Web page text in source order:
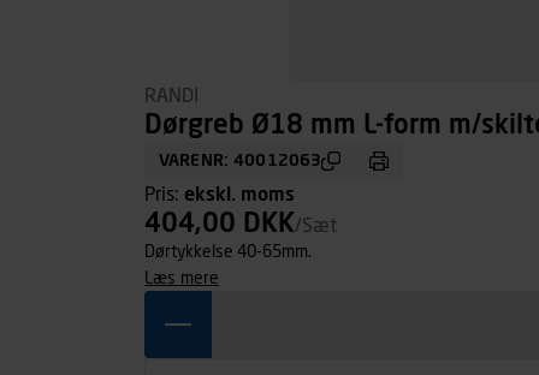
RANDI
Dørgreb Ø18 mm L-form m/
VARENR: 40012063
Pris: ekskl. moms
404,00 DKK/Sæt
Dørtykkelse 40-65mm.
læs mere